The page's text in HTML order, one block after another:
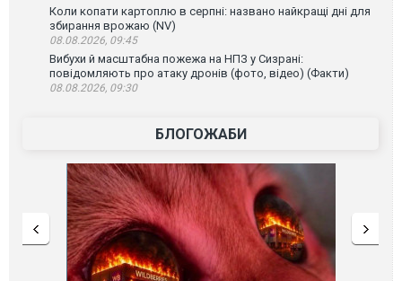
Коли копати картоплю в серпні: названо найкращі дні для
збирання врожаю (NV)
08.08.2026, 09:45
Вибухи й масштабна пожежа на НПЗ у Сизрані:
повідомляють про атаку дронів (фото, відео) (Факти)
08.08.2026, 09:30
БЛОГОЖАБИ